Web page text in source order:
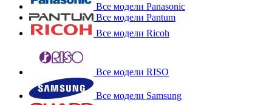
Все модели Panasonic
Все модели Pantum
Все модели Ricoh
Все модели RISO
Все модели Samsung